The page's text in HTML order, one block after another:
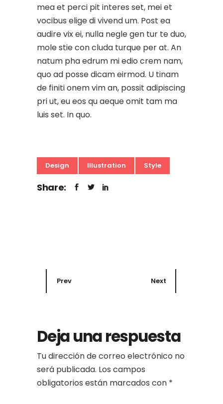
mea et perci pit interes set, mei et
vocibus elige di vivend um. Post ea
audire vix ei, nulla negle gen tur te duo,
mole stie con cluda turque per at. An
natum pha edrum mi edio crem nam,
quo ad posse dicam eirmod. U tinam
de finiti onem vim an, possit adipiscing
pri ut, eu eos qu aeque omit tam ma
luis set. In quo.
Design Illustration Style
Share:
Prev Next
Deja una respuesta
Tu dirección de correo electrónico no
será publicada. Los campos
obligatorios están marcados con *